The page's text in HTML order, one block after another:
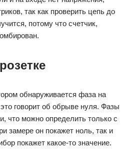
так как проверить цепь до
потому что счетчик,
обнаруживается фаза на
говорит об обрыве нуля. Фазы
что можно определить только с
замере он покажет ноль, так и
покажет какое-то значение.